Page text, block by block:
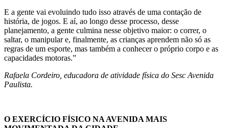
E a gente vai evoluindo tudo isso através de uma contação de
história, de jogos. E aí, ao longo desse processo, desse
planejamento, a gente culmina nesse objetivo maior: o correr, o
saltar, o manipular e, finalmente, as crianças aprendem não só as
regras de um esporte, mas também a conhecer o próprio corpo e as
capacidades motoras.”
Rafaela Cordeiro, educadora de atividade física do Sesc Avenida
Paulista.
O EXERCÍCIO FÍSICO NA AVENIDA MAIS